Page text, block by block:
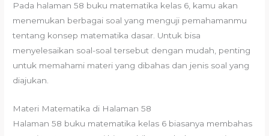
Pada halaman 58 buku matematika kelas 6, kamu akan
menemukan berbagai soal yang menguji pemahamanmu
tentang konsep matematika dasar. Untuk bisa
menyelesaikan soal-soal tersebut dengan mudah, penting
untuk memahami materi yang dibahas dan jenis soal yang
diajukan.
Materi Matematika di Halaman 58
Halaman 58 buku matematika kelas 6 biasanya membahas